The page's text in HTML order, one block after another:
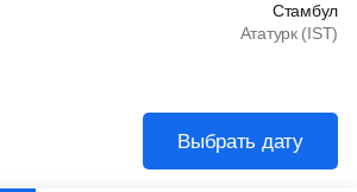
Стамбул
Ататурк (IST)
Выбрать дату